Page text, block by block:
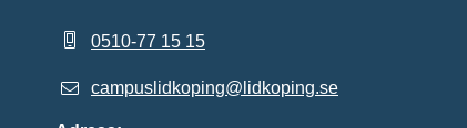
0510-77 15 15
campuslidkoping@lidkoping.se